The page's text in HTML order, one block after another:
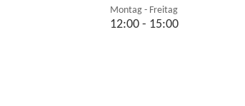
Montag - Freitag
12:00 - 15:00